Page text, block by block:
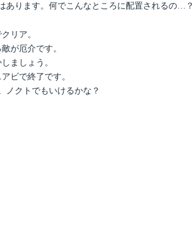
あります。何でこんなところに配置されるの…？
リア。
が厄介です。
ましょう。
ビで終了です。
ノクトでもいけるかな？